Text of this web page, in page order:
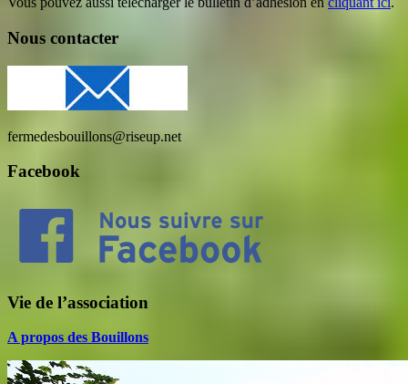
Nous contacter
fermedesbouillons@riseup.net
Facebook
Vie de l’association
A propos des Bouillons